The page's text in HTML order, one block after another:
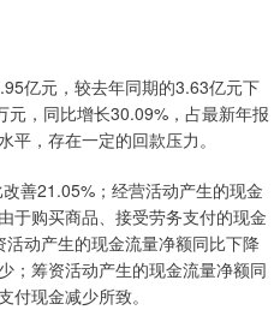
亿元，较去年同期的3.63亿元下
，同比增长30.09%，占最新年报
，存在一定的回款压力。
善21.05%；经营活动产生的现金
于购买商品、接受劳务支付的现金
动产生的现金流量净额同比下降
；筹资活动产生的现金流量净额同
付现金减少所致。